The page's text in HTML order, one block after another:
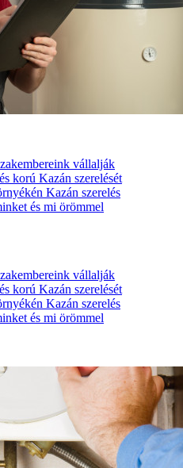
vállalják
korú Kazán szerelését
Kazán szerelés
és mi örömmel
vállalják
korú Kazán szerelését
Kazán szerelés
és mi örömmel